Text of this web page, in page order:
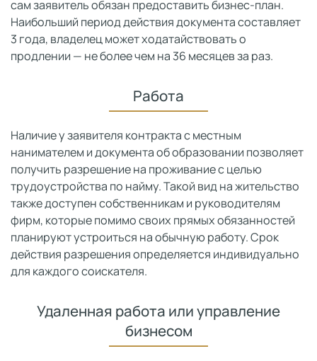
сам заявитель обязан предоставить бизнес-план.
Наибольший период действия документа составляет
3 года, владелец может ходатайствовать о
продлении — не более чем на 36 месяцев за раз.
Работа
Наличие у заявителя контракта с местным
нанимателем и документа об образовании позволяет
получить разрешение на проживание с целью
трудоустройства по найму. Такой вид на жительство
также доступен собственникам и руководителям
фирм, которые помимо своих прямых обязанностей
планируют устроиться на обычную работу. Срок
действия разрешения определяется индивидуально
для каждого соискателя.
Удаленная работа или управление
бизнесом